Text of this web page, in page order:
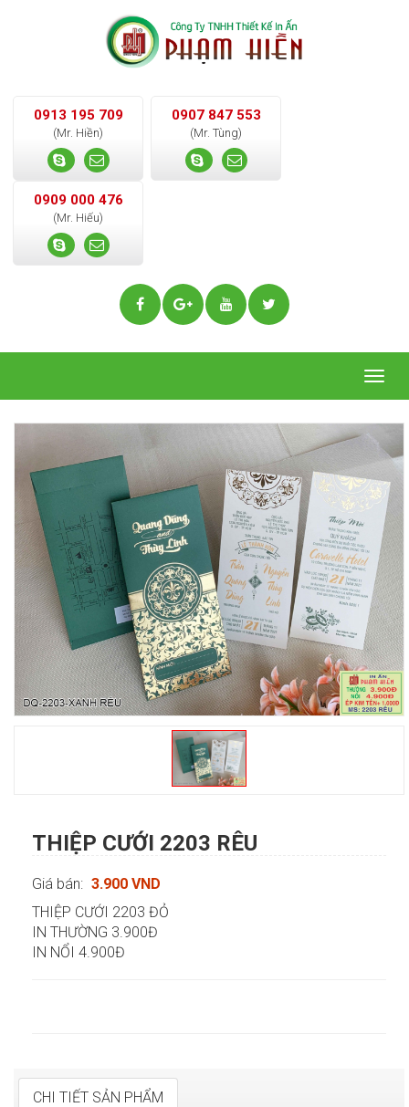
0913 195 709
(Mr. Hiền)
0907 847 553
(Mr. Tùng)
0909 000 476
(Mr. Hiếu)
THIỆP CƯỚI 2203 RÊU
Giá bán: 3.900 VND
THIỆP CƯỚI 2203 ĐỎ
IN THƯỜNG 3.900Đ
IN NỔI 4.900Đ
CHI TIẾT SẢN PHẨM